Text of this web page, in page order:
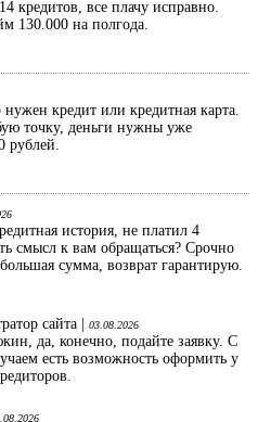
кредитов, все плачу исправно.
130.000 на полгода.
кредит или кредитная карта.
точку, деньги нужны уже
рублей.
история, не платил 4
смысл к вам обращаться? Срочно
сумма, возврат гарантирую.
сайта |
03.08.2026
да, конечно, подайте заявку. С
есть возможность оформить у